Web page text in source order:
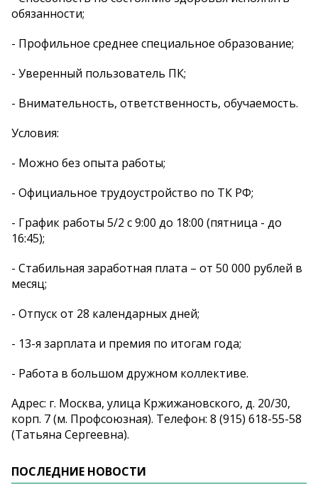
обязанности;
- Профильное среднее специальное образование;
- Уверенный пользователь ПК;
- Внимательность, ответственность, обучаемость.
Условия:
- Можно без опыта работы;
- Официальное трудоустройство по ТК РФ;
- График работы 5/2 с 9:00 до 18:00 (пятница - до
16:45);
- Стабильная заработная плата – от 50 000 рублей в
месяц;
- Отпуск от 28 календарных дней;
- 13-я зарплата и премия по итогам года;
- Работа в большом дружном коллективе.
Адрес: г. Москва, улица Кржижановского, д. 20/30,
корп. 7 (м. Профсоюзная). Телефон: 8 (915) 618-55-58
(Татьяна Сергеевна).
ПОСЛЕДНИЕ НОВОСТИ